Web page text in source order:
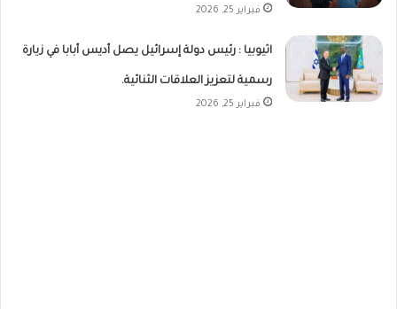
فبراير 25, 2026
اثيوبيا : رئيس دولة إسرائيل يصل أديس أبابا في زيارة
رسمية لتعزيز العلاقات الثنائية.
فبراير 25, 2026